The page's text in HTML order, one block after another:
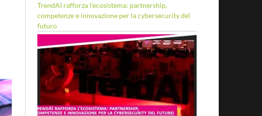
TrendAI rafforza l’ecosistema: partnership,
competenze e innovazione per la cybersecurity del
futuro